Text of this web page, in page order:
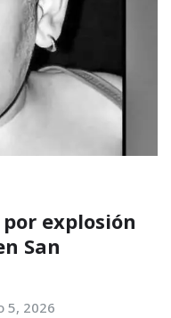
explosión
San
5, 2026